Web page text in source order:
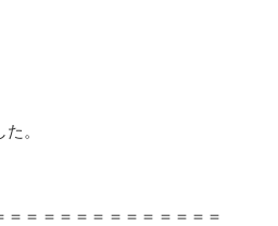
。
＝＝＝＝＝＝＝＝＝＝＝＝